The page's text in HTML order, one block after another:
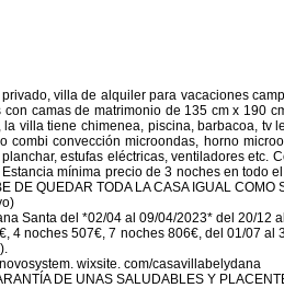
villa de alquiler para vacaciones
camas de matrimonio de 135 cm x 190
villa tiene chimenea, piscina, barbacoa,
convección microondas, horno
estufas eléctricas, ventiladores
mínima precio de 3 noches en
DE QUEDAR TODA LA CASA IGUAL
Santa del *02/04 al 09/04/2023* del 20/
noches 507€, 7 noches 806€, del 01/07
wixsite. com/casavillabelydana
DE UNAS SALUDABLES Y